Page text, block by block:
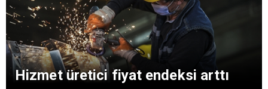
Hizmet üretici fiyat endeksi arttı